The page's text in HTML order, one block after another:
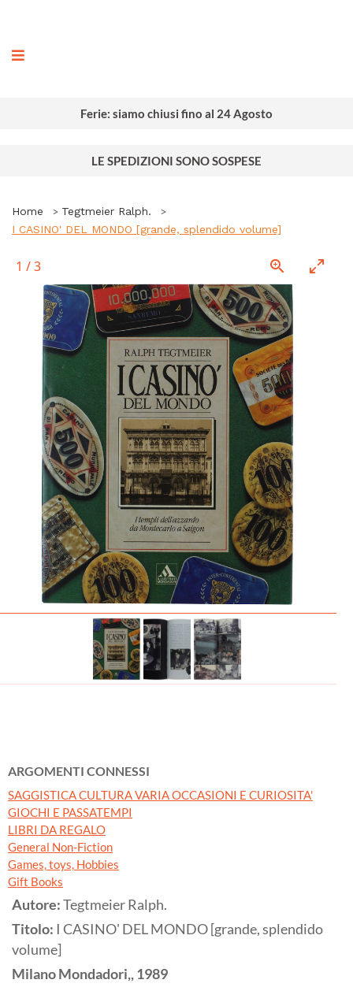
Ferie: siamo chiusi fino al 24 Agosto
LE SPEDIZIONI SONO SOSPESE
Home
Tegtmeier Ralph.
I CASINO' DEL MONDO [grande, splendido volume]
1 /3
ARGOMENTI CONNESSI
SAGGISTICA CULTURA VARIA OCCASIONI E CURIOSITA'
GIOCHI E PASSATEMPI
LIBRI DA REGALO
General Non-Fiction
Games, toys, Hobbies
Gift Books
Autore:Tegtmeier Ralph.
Titolo: I CASINO' DEL MONDO [grande, splendido
volume]
MilanoMondadori,,1989